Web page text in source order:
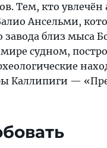
Тем, кто увлечён
Ансельми,
близ мыса
судном,
Каллипиги —